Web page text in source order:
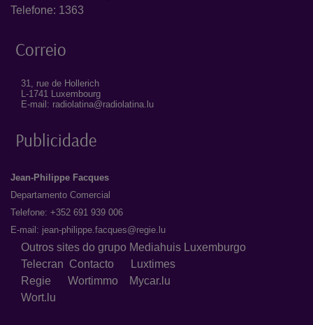
Telefone: 1363
Correio
31, rue de Hollerich
L-1741 Luxembourg
E-mail: radiolatina@radiolatina.lu
Publicidade
Jean-Philippe Facques
Departamento Comercial
Telefone: +352 691 939 006
E-mail: jean-philippe.facques@regie.lu
Outros sites do grupo Mediahuis Luxemburgo
Telecran Contacto
Luxtimes
Regie Wortimmo
Mycar.lu
Wort.lu